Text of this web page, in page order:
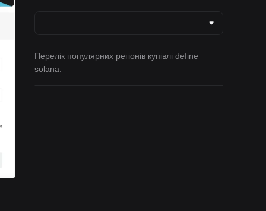
Перелік популярних регіонів купівлі define
solana.